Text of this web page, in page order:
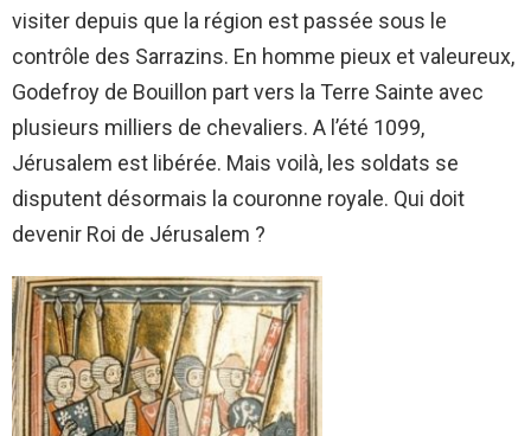
visiter depuis que la région est passée sous le
contrôle des Sarrazins. En homme pieux et valeureux,
Godefroy de Bouillon part vers la Terre Sainte avec
plusieurs milliers de chevaliers. A l’été 1099,
Jérusalem est libérée. Mais voilà, les soldats se
disputent désormais la couronne royale. Qui doit
devenir Roi de Jérusalem ?